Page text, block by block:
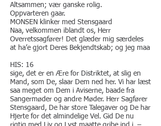
Altsammen; vær ganske rolig.
Oppvarteren gaar.
MONSEN klinker med Stensgaard
Naa, velkommen iblandt os, Herr
Overretssagfører! Det glæder mig særdeles
at ha’e gjort Deres Bekjendtskab; og jeg maa
HIS: 16
sige, det er en Ære for Distriktet, at slig en
Mand, som De, slaar Dem ned her. Vi har læst
saa meget om Dem i Aviserne, baade fra
Sangermøder og andre Møder. Herr ​Sagfører
Stensgaard, De har store Talegaver og De har
Hjerte for det almindelige Vel. Gid De nu